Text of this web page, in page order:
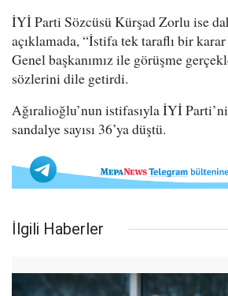
İYİ Parti Sözcüsü Kürşad Zorlu ise
açıklamada, “İstifa tek taraflı bir
Genel başkanımız ile görüşme
sözlerini dile getirdi.
Ağıralioğlu’nun istifasıyla İYİ
sandalye sayısı 36’ya düştü.
İlgili Haberler